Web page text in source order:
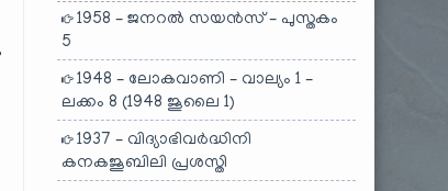
1958 – ജനറൽ സയൻസ് – പുസ്തകം
5
1948 – ലോകവാണി – വാല്യം 1 –
ലക്കം 8 (1948 ജൂലൈ 1)
1937 – വിദ്യാഭിവർദ്ധിനി
കനകജൂബിലി പ്രശസ്തി